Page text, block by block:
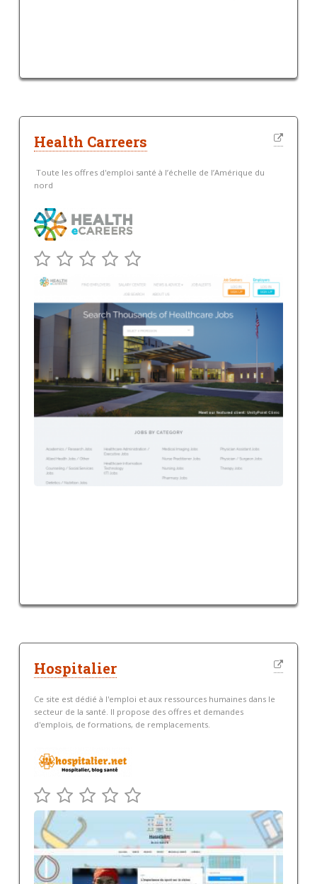
Health Carreers
Toute les offres d'emploi santé à l’échelle de l’Amérique du
nord
Hospitalier
Ce site est dédié à l'emploi et aux ressources humaines dans le
secteur de la santé. Il propose des offres et demandes
d'emplois, de formations, de remplacements.